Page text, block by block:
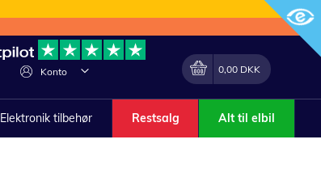
Konto
Lave
Min indkøbskurv
0,00 DKK
Elektronik tilbehør Restsalg Alt til elbil